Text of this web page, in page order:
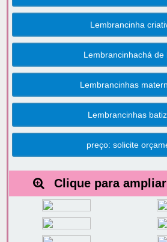
Lembrancinha
Lembrancinhachá de
Lembrancinhas
Lembrancinhas
preço: solicite
Clique para